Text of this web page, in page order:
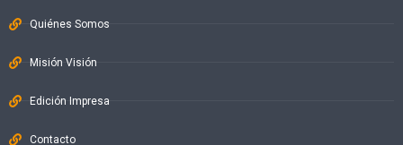
Quiénes Somos
Misión Visión
Edición Impresa
Contacto